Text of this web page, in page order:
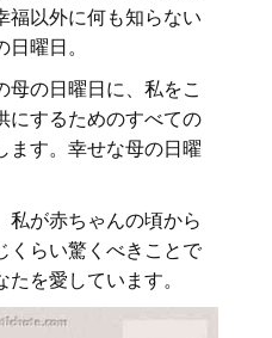
福以外に何も知らない
曜日。
母の日曜日に、私をこ
にするためのすべての
ます。幸せな母の日曜
私が赤ちゃんの頃から
くらい驚くべきことで
を愛しています。